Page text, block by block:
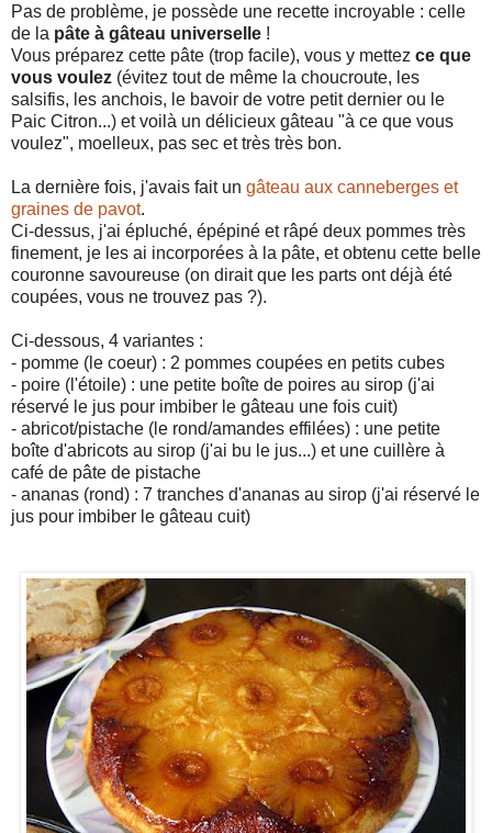
Pas de problème, je possède une recette incroyable : celle
de la pâte à gâteau universelle !
Vous préparez cette pâte (trop facile), vous y mettez ce que
vous voulez (évitez tout de même la choucroute, les
salsifis, les anchois, le bavoir de votre petit dernier ou le
Paic Citron...) et voilà un délicieux gâteau "à ce que vous
voulez", moelleux, pas sec et très très bon.
La dernière fois, j'avais fait un gâteau aux canneberges et
graines de pavot.
Ci-dessus, j'ai épluché, épépiné et râpé deux pommes très
finement, je les ai incorporées à la pâte, et obtenu cette belle
couronne savoureuse (on dirait que les parts ont déjà été
coupées, vous ne trouvez pas ?).
Ci-dessous, 4 variantes :
- pomme (le coeur) : 2 pommes coupées en petits cubes
- poire (l'étoile) : une petite boîte de poires au sirop (j'ai
réservé le jus pour imbiber le gâteau une fois cuit)
- abricot/pistache (le rond/amandes effilées) : une petite
boîte d'abricots au sirop (j'ai bu le jus...) et une cuillère à
café de pâte de pistache
- ananas (rond) : 7 tranches d'ananas au sirop (j'ai réservé le
jus pour imbiber le gâteau cuit)